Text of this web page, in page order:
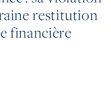
restitution
financière